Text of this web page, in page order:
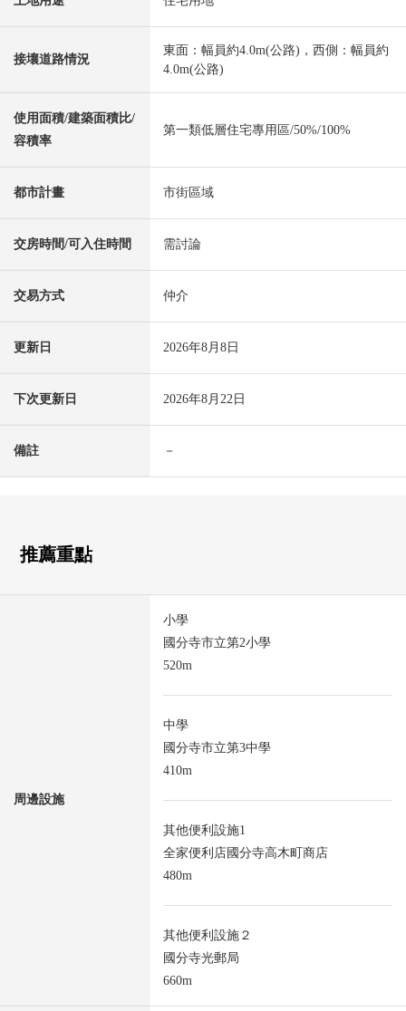
接壤道路情況
東面：幅員約4.0m(公路)，西側：幅員約
4.0m(公路)
使用面積/建築面積比/
容積率
第一類低層住宅專用區/50%/100%
都市計畫 市街區域
交房時間/可入住時間 需討論
交易方式 仲介
更新日 2026年8月8日
下次更新日 2026年8月22日
備註 －
推薦重點
周邊設施
小學
國分寺市立第2小學
520m
中學
國分寺市立第3中學
410m
其他便利設施1
全家便利店國分寺高木町商店
480m
其他便利設施２
國分寺光郵局
660m